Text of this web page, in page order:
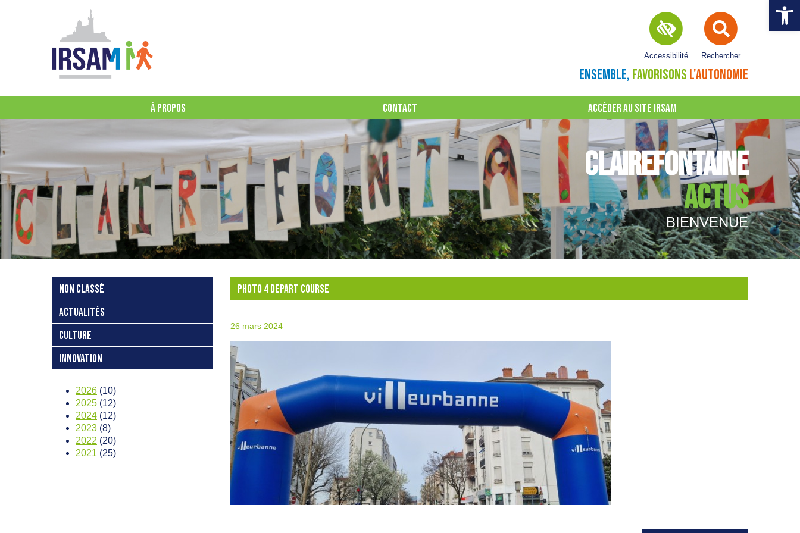
Ouvrir
Rechercher
Accessibilité
ENSEMBLE, FAVORISONS L'AUTONOMIE
À PROPOS CONTACT ACCÉDER AU SITE IRSAM
CLAIREFONTAINE
ACTUS
BIENVENUE
NON CLASSÉ
ACTUALITÉS
CULTURE
INNOVATION
2026 (10)
2025 (12)
2024 (12)
2023 (8)
2022 (20)
2021 (25)
PHOTO 4 DEPART COURSE
26 mars 2024